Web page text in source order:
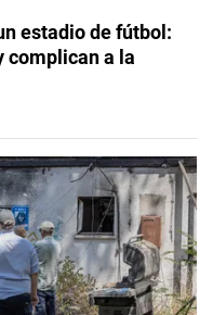
estadio de fútbol:
complican a la